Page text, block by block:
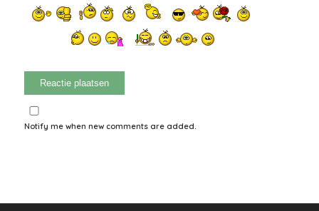
Notify me when new comments are added.